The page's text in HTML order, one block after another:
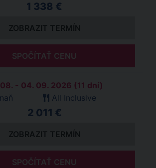
1 338 €
ZOBRAZIT TERMÍN
SPOČÍTAŤ CENU
- 04. 09. 2026 (11 dní)
All Inclusive
2 011 €
ZOBRAZIT TERMÍN
SPOČÍTAŤ CENU